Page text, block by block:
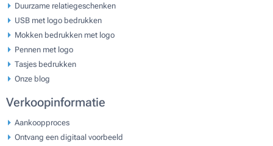
Duurzame relatiegeschenken
USB met logo bedrukken
Mokken bedrukken met logo
Pennen met logo
Tasjes bedrukken
Onze blog
Verkoopinformatie
Aankoopproces
Ontvang een digitaal voorbeeld